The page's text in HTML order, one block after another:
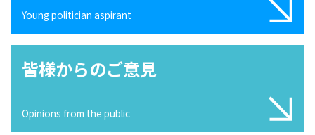
Young politician aspirant
皆様からのご意見
Opinions from the public